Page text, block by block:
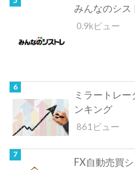
みんなのシス
0.9kビュー
ミラートレ
ンキング
861ビュー
FX自動売買